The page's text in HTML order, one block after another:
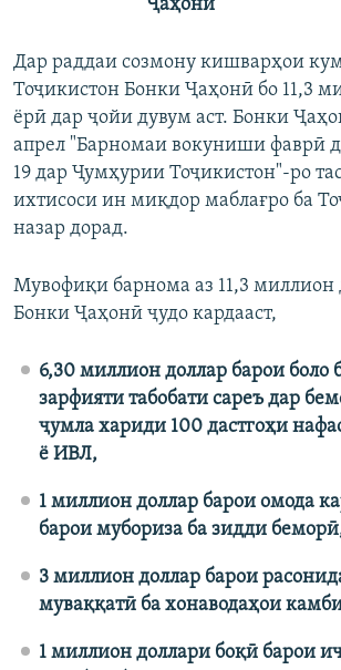
Ҷаҳонӣ
Дар раддаи созмону кишварҳои
Тоҷикистон Бонки Ҷаҳонӣ бо 11,3
ёрӣ дар ҷойи дувум аст. Бонки
апрел "Барномаи вокуниши фаврӣ
19 дар Ҷумҳурии Тоҷикистон"-ро
ихтисоси ин миқдор маблағро ба
назар дорад.
Мувофиқи барнома аз 11,3 миллион
Бонки Ҷаҳонӣ ҷудо кардааст,
6,30 миллион доллар барои боло
зарфияти табобати сареъ дар
ҷумла хариди 100 дастгоҳи
ё ИВЛ,
1 миллион доллар барои омода
барои мубориза ба зидди
3 миллион доллар барои
муваққатӣ ба хонаводаҳои
1 миллион доллари боқӣ барои